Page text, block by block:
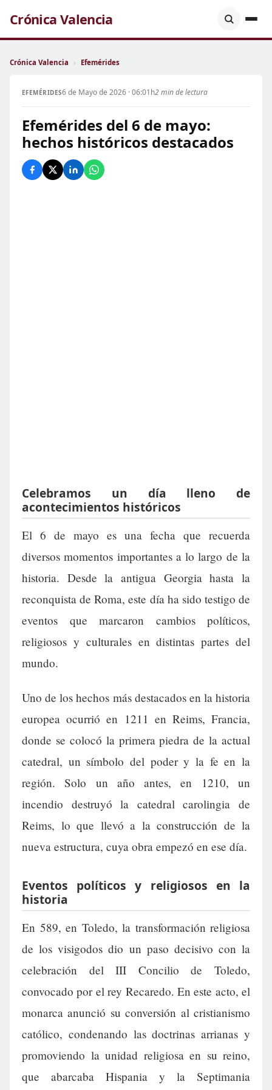
Crónica Valencia
Crónica Valencia › Efemérides
EFEMÉRIDES6 de Mayo de 2026 · 06:01h2 min de lectura
Efemérides del 6 de mayo:
hechos históricos destacados
Celebramos un día lleno de
acontecimientos históricos
El 6 de mayo es una fecha que recuerda
diversos momentos importantes a lo largo de la
historia. Desde la antigua Georgia hasta la
reconquista de Roma, este día ha sido testigo de
eventos que marcaron cambios políticos,
religiosos y culturales en distintas partes del
mundo.
Uno de los hechos más destacados en la historia
europea ocurrió en 1211 en Reims, Francia,
donde se colocó la primera piedra de la actual
catedral, un símbolo del poder y la fe en la
región. Solo un año antes, en 1210, un
incendio destruyó la catedral carolingia de
Reims, lo que llevó a la construcción de la
nueva estructura, cuya obra empezó en ese día.
Eventos políticos y religiosos en la
historia
En 589, en Toledo, la transformación religiosa
de los visigodos dio un paso decisivo con la
celebración del III Concilio de Toledo,
convocado por el rey Recaredo. En este acto, el
monarca anunció su conversión al cristianismo
católico, condenando las doctrinas arrianas y
promoviendo la unidad religiosa en su reino,
que abarcaba Hispania y la Septimania